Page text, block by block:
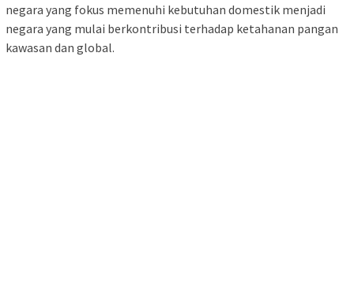
negara yang fokus memenuhi kebutuhan domestik menjadi
negara yang mulai berkontribusi terhadap ketahanan pangan
kawasan dan global.